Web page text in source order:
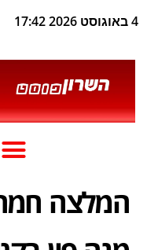
4 באוגוסט 2026 17:42
המלצה